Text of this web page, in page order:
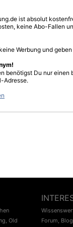
ist absolut
keine Abo-Fallen
Werbung und
benötigst Du nur einen
Adresse.
, Old
Forum, Blog